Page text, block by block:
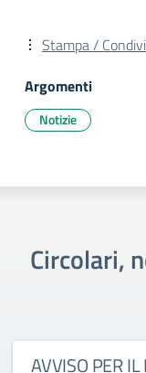
Stampa /
Argomenti
Notizie
Circolari,
AVVISO PER